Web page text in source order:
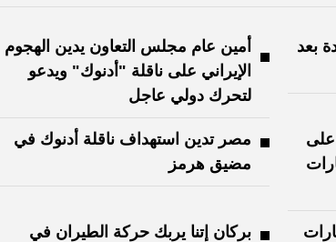
بعد
أمين عام مجلس التعاون يدين الهجوم
الإيراني على ناقلة "أدنوك" ويدعو
لتحرك دولي عاجل
على
مصر تدين استهداف ناقلة أدنوك في
مضيق هرمز
بركان إتنا يربك حركة الطيران في